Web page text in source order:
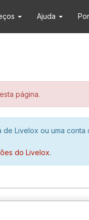
Ajuda
página.
de Livelox ou uma conta
do Livelox.